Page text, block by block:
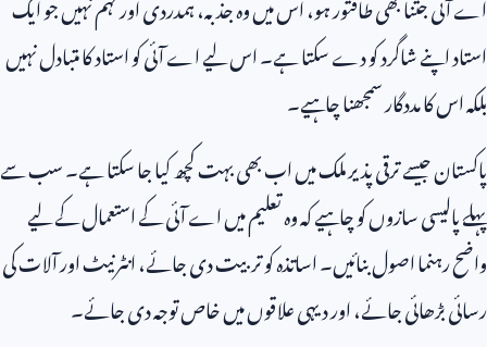
استاد اپنے شاگرد کو دے سکتا ہے۔ اس لیے اے آئی کو استاد کا متبادل نہیں
بلکہ اس کا مددگار سمجھنا چاہیے۔
پاکستان جیسے ترقی پذیر ملک میں اب بھی بہت کچھ کیا جا سکتا ہے۔ سب سے
پہلے پالیسی سازوں کو چاہیے کہ وہ تعلیم میں اے آئی کے استعمال کے لیے
واضح رہنما اصول بنائیں۔ اساتذہ کو تربیت دی جائے، انٹرنیٹ اور آلات کی
رسائی بڑھائی جائے، اور دیہی علاقوں میں خاص توجہ دی جائے۔